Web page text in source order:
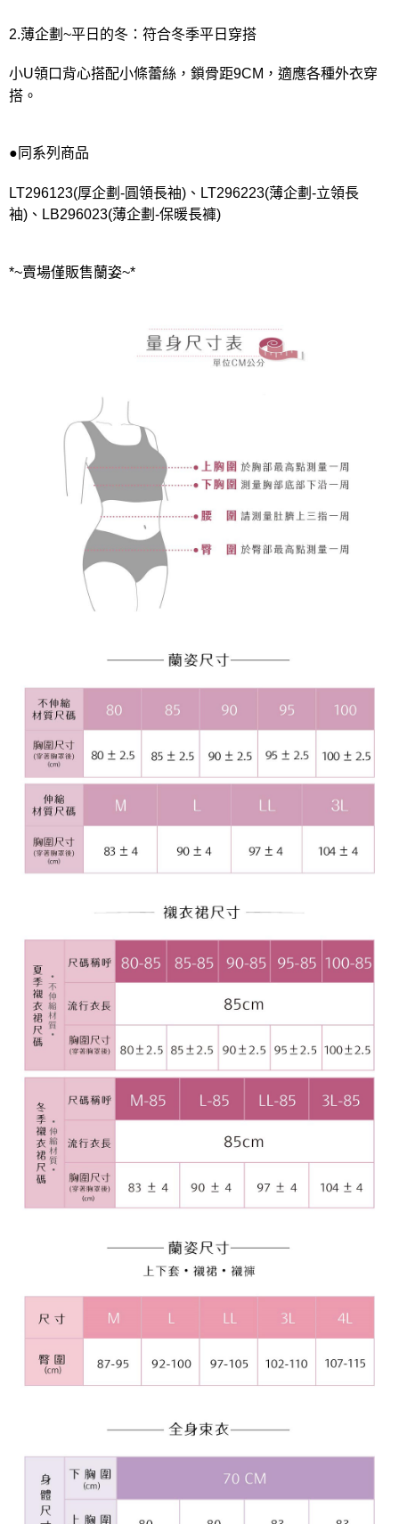
2.薄企劃~平日的冬：符合冬季平日穿搭
小U領口背心搭配小條蕾絲，鎖骨距9CM，適應各種外衣穿
搭。
●同系列商品
LT296123(厚企劃-圓領長袖)、LT296223(薄企劃-立領長
袖)、LB296023(薄企劃-保暖長褲)
*~賣場僅販售蘭姿~*